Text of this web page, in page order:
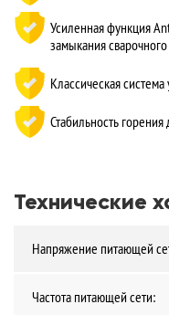
Усиленная функция
замыкания сварочного
Классическая
Стабильность горения
Технические
Напряжение питающей
Частота питающей сети: